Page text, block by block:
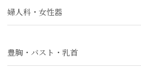
婦人科・女性器
豊胸・バスト・乳首